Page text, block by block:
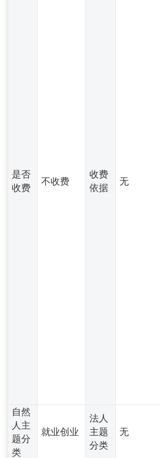
是否
收费
不收费
收费
依据
无
自然
人主
题分
类
就业创业
法人
主题
分类
无